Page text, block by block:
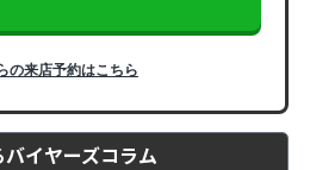
の来店予約はこちら
イヤーズコラム